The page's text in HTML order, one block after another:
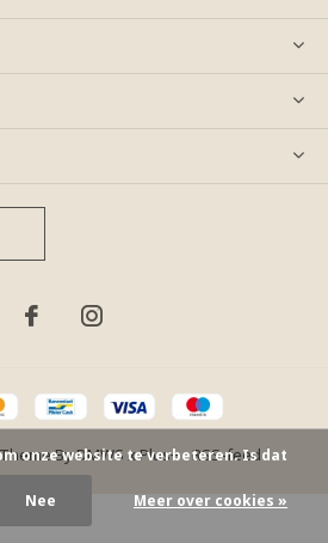
ByDMWS xPlus+-RSS-feed
onze website te verbeteren. Is dat
Nee Meer over cookies »